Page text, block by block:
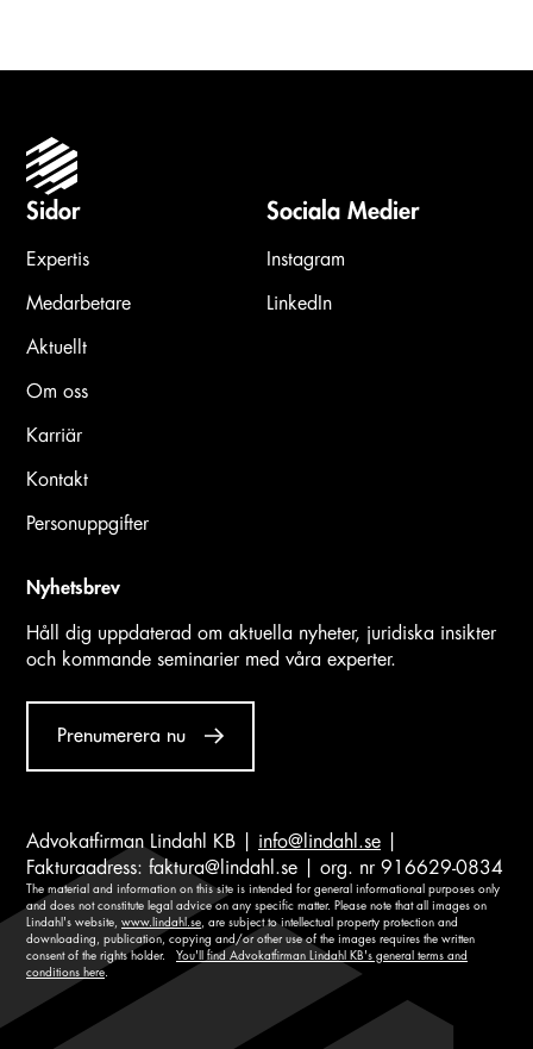
Sidor
Expertis
Medarbetare
Aktuellt
Om oss
Karriär
Kontakt
Personuppgifter
Sociala Medier
Instagram
LinkedIn
Nyhetsbrev
Håll dig uppdaterad om aktuella nyheter, juridiska insikter
och kommande seminarier med våra experter.
Prenumerera nu
Advokatfirman Lindahl KB | info@lindahl.se
Fakturaadress: faktura@lindahl.se | org. nr 916629-0834
The material and information on this site is intended for general informational purposes only
and does not constitute legal advice on any specific matter. Please note that all images on
Lindahl's website, www.lindahl.se , are subject to intellectual property protection and
downloading, publication, copying and/or other use of the images requires the written
consent of the rights holder. You'll find Advokatfirman Lindahl KB's general terms and
conditions here